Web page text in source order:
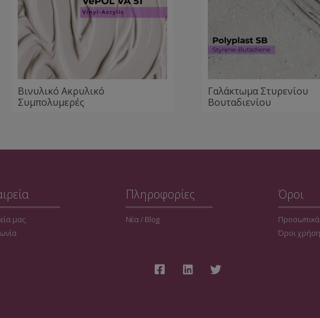
Βινυλικό Ακρυλικό
Συμπολυμερές
Γαλάκτωμα Στυρενίου
Βουταδιενίου
μας
Πληροφορίες
Νέα / Blog
Όροι
Προσωπικά
Όροι